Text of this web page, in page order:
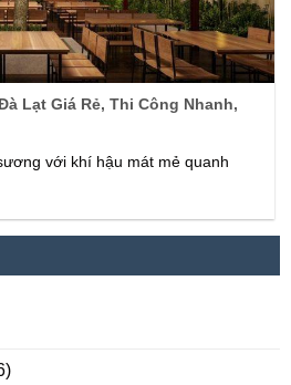
Lạt Giá Rẻ, Thi Công Nhanh,
với khí hậu mát mẻ quanh